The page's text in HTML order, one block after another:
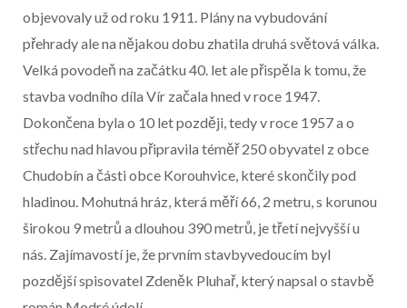
objevovaly už od roku 1911. Plány na vybudování
přehrady ale na nějakou dobu zhatila druhá světová válka.
Velká povodeň na začátku 40. let ale přispěla k tomu, že
stavba vodního díla Vír začala hned v roce 1947.
Dokončena byla o 10 let později, tedy v roce 1957 a o
střechu nad hlavou připravila téměř 250 obyvatel z obce
Chudobín a části obce Korouhvice, které skončily pod
hladinou. Mohutná hráz, která měří 66, 2 metru, s korunou
širokou 9 metrů a dlouhou 390 metrů, je třetí nejvyšší u
nás. Zajímavostí je, že prvním stavbyvedoucím byl
pozdější spisovatel Zdeněk Pluhař, který napsal o stavbě